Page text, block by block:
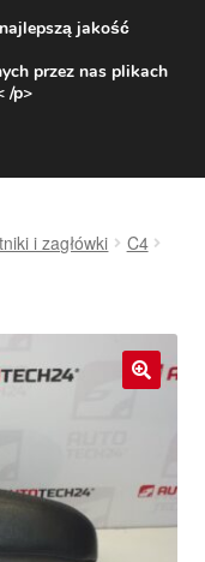
zł
003 167
i zagłówki
C4
jakość
przez nas plikach
/p>